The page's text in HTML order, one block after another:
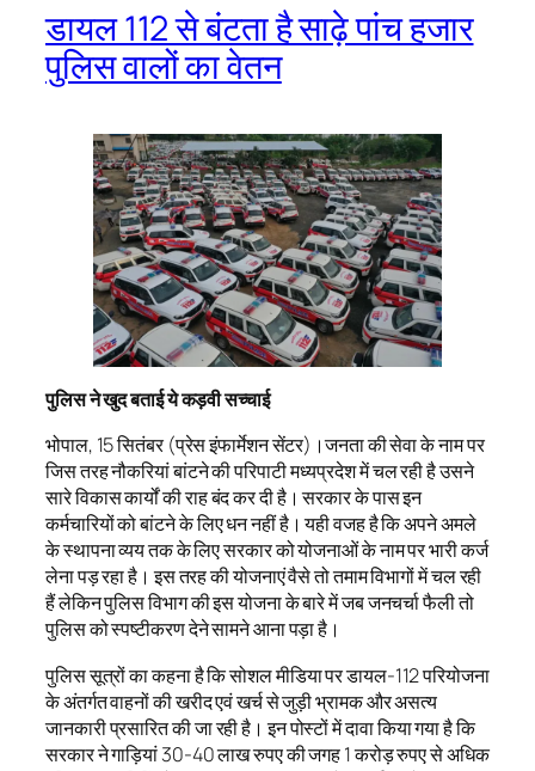
डायल 112 से बंटता है साढ़े पांच हजार
पुलिस वालों का वेतन
पुलिस ने खुद बताई ये कड़वी सच्चाई
भोपाल, 15 सितंबर (प्रेस इंफार्मेशन सेंटर)।जनता की सेवा के नाम पर
जिस तरह नौकरियां बांटने की परिपाटी मध्यप्रदेश में चल रही है उसने
सारे विकास कार्यों की राह बंद कर दी है। सरकार के पास इन
कर्मचारियों को बांटने के लिए धन नहीं है। यही वजह है कि अपने अमले
के स्थापना व्यय तक के लिए सरकार को योजनाओं के नाम पर भारी कर्ज
लेना पड़ रहा है। इस तरह की योजनाएं वैसे तो तमाम विभागों में चल रही
हैं लेकिन पुलिस विभाग की इस योजना के बारे में जब जनचर्चा फैली तो
पुलिस को स्पष्टीकरण देने सामने आना पड़ा है।
पुलिस सूत्रों का कहना है कि सोशल मीडिया पर डायल-112 परियोजना
के अंतर्गत वाहनों की खरीद एवं खर्च से जुड़ी भ्रामक और असत्य
जानकारी प्रसारित की जा रही है। इन पोस्टों में दावा किया गया है कि
सरकार ने गाड़ियां 30-40 लाख रुपए की जगह 1 करोड़ रुपए से अधिक